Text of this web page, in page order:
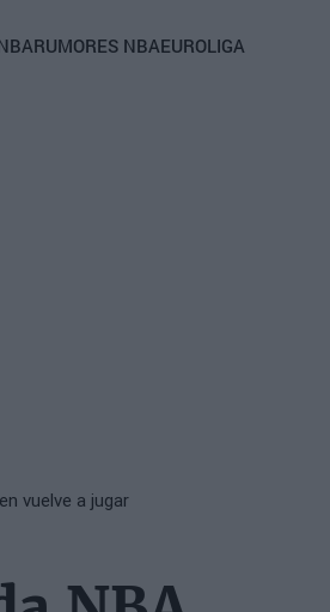
RUMORES NBAEUROLIGA
vuelve a jugar